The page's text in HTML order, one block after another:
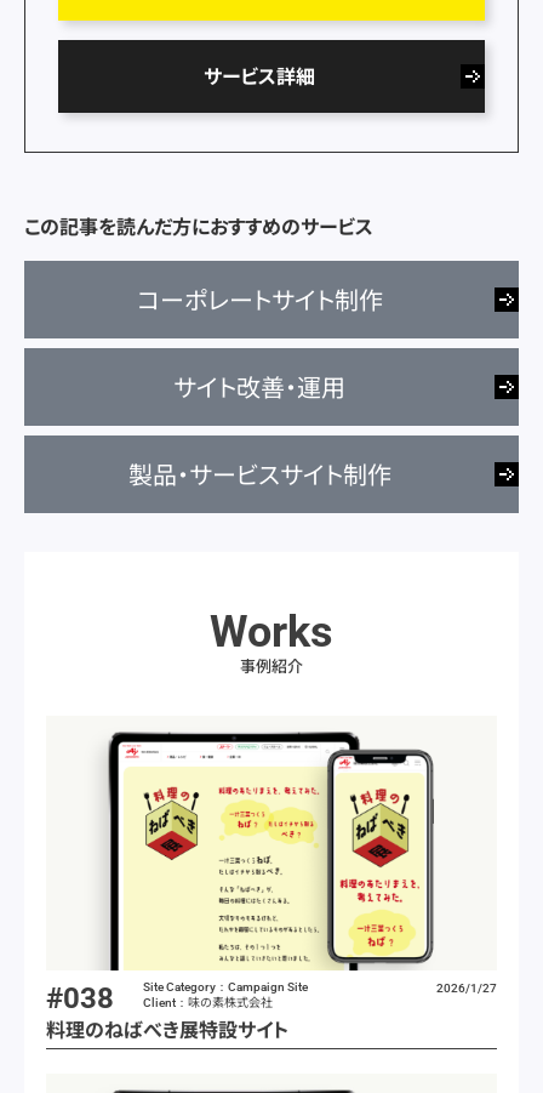
サービス詳細
この記事を読んだ方におすすめのサービス
コーポレートサイト制作
サイト改善・運用
製品・サービスサイト制作
Works
事例紹介
#038
Site Category：Campaign Site
Client： 味の素株式会社
2026/1/27
料理のねばべき展特設サイト